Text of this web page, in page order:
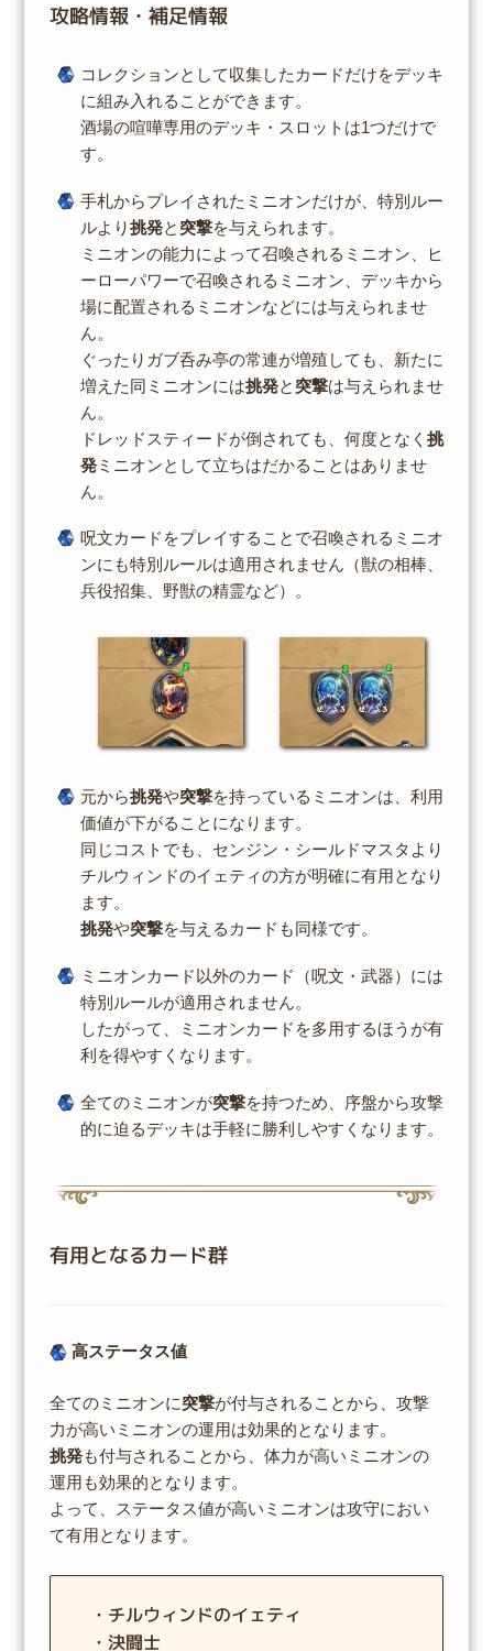
攻略情報・補足情報
コレクションとして収集したカードだけをデッキ
に組み入れることができます。
酒場の喧嘩専用のデッキ・スロットは1つだけで
す。
手札からプレイされたミニオンだけが、特別ルー
ルより挑発と 突撃を与えられます。
ミニオンの能力によって召喚されるミニオン、ヒ
ーローパワーで召喚されるミニオン、デッキから
場に配置されるミニオンなどには与えられませ
ん。
ぐったりガブ呑み亭の常連が増殖しても、新たに
増えた同ミニオンには挑発と 突撃は与えられませ
ん。
ドレッドスティードが倒されても、何度となく 挑
発ミニオンとして立ちはだかることはありませ
ん。
呪文カードをプレイすることで召喚されるミニオ
ンにも特別ルールは適用されません（獣の相棒、
兵役招集、野獣の精霊など）。
元から挑発や突撃を持っているミニオンは、利用
価値が下がることになります。
同じコストでも、センジン・シールドマスタより
チルウィンドのイェティの方が明確に有用となり
ます。
挑発や突撃を与えるカードも同様です。
ミニオンカード以外のカード（呪文・武器）には
特別ルールが適用されません。
したがって、ミニオンカードを多用するほうが有
利を得やすくなります。
全てのミニオンが突撃を持つため、序盤から攻撃
的に迫るデッキは手軽に勝利しやすくなります。
有用となるカード群
高ステータス値
全てのミニオンに突撃が付与されることから、攻撃
力が高いミニオンの運用は効果的となります。
挑発も付与されることから、体力が高いミニオンの
運用も効果的となります。
よって、ステータス値が高いミニオンは攻守におい
て有用となります。
・チルウィンドのイェティ
・決闘士